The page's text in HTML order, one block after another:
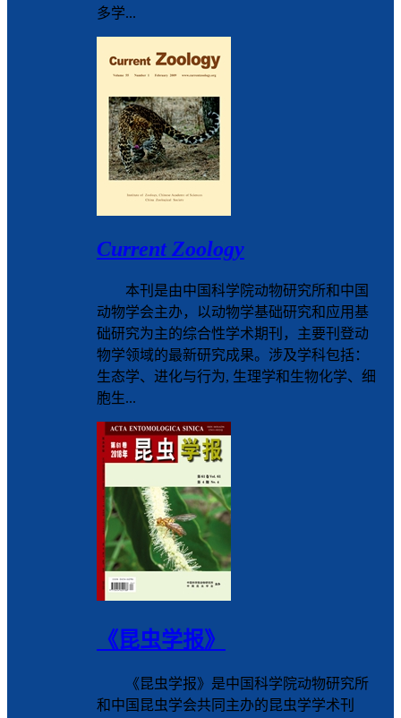
多学...
Current Zoology
本刊是由中国科学院动物研究所和中国
动物学会主办，以动物学基础研究和应用基
础研究为主的综合性学术期刊，主要刊登动
物学领域的最新研究成果。涉及学科包括：
生态学、进化与行为, 生理学和生物化学、细
胞生...
《昆虫学报》
《昆虫学报》是中国科学院动物研究所
和中国昆虫学会共同主办的昆虫学学术刊